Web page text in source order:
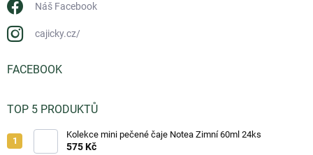
Náš Facebook
cajicky.cz/
FACEBOOK
TOP 5 PRODUKTŮ
Kolekce mini pečené čaje Notea Zimní 60ml 24ks
575 Kč